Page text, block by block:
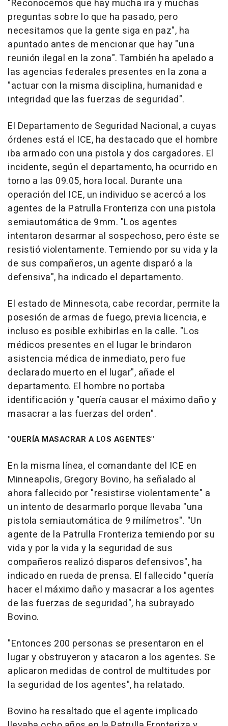
"Reconocemos que hay mucha ira y muchas
preguntas sobre lo que ha pasado, pero
necesitamos que la gente siga en paz", ha
apuntado antes de mencionar que hay "una
reunión ilegal en la zona". También ha apelado a
las agencias federales presentes en la zona a
"actuar con la misma disciplina, humanidad e
integridad que las fuerzas de seguridad".
El Departamento de Seguridad Nacional, a cuyas
órdenes está el ICE, ha destacado que el hombre
iba armado con una pistola y dos cargadores. El
incidente, según el departamento, ha ocurrido en
torno a las 09.05, hora local. Durante una
operación del ICE, un individuo se acercó a los
agentes de la Patrulla Fronteriza con una pistola
semiautomática de 9mm. "Los agentes
intentaron desarmar al sospechoso, pero éste se
resistió violentamente. Temiendo por su vida y la
de sus compañeros, un agente disparó a la
defensiva", ha indicado el departamento.
El estado de Minnesota, cabe recordar, permite la
posesión de armas de fuego, previa licencia, e
incluso es posible exhibirlas en la calle. "Los
médicos presentes en el lugar le brindaron
asistencia médica de inmediato, pero fue
declarado muerto en el lugar", añade el
departamento. El hombre no portaba
identificación y "quería causar el máximo daño y
masacrar a las fuerzas del orden".
"QUERÍA MASACRAR A LOS AGENTES"
En la misma línea, el comandante del ICE en
Minneapolis, Gregory Bovino, ha señalado al
ahora fallecido por "resistirse violentamente" a
un intento de desarmarlo porque llevaba "una
pistola semiautomática de 9 milímetros". "Un
agente de la Patrulla Fronteriza temiendo por su
vida y por la vida y la seguridad de sus
compañeros realizó disparos defensivos", ha
indicado en rueda de prensa. El fallecido "quería
hacer el máximo daño y masacrar a los agentes
de las fuerzas de seguridad", ha subrayado
Bovino.
"Entonces 200 personas se presentaron en el
lugar y obstruyeron y atacaron a los agentes. Se
aplicaron medidas de control de multitudes por
la seguridad de los agentes", ha relatado.
Bovino ha resaltado que el agente implicado